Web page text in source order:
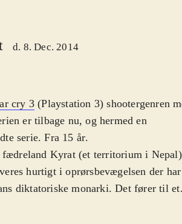
d. 8. Dec. 2014
cry 3(Playstation 3) shootergenren
er tilbage nu, og hermed en
serie. Fra 15 år.
Kyrat (et territorium i
hurtigt i oprørsbevægelsen der
diktatoriske monarki. Det fører til et